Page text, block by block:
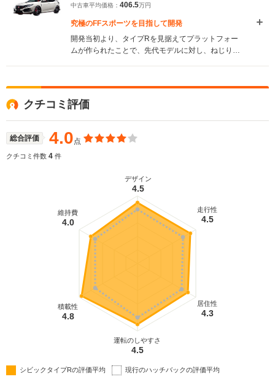
中古車平均価格： 406.5万円
究極のFFスポーツを目指して開発
開発当初より、タイプRを見据えてプラットフォー
ムが作られたことで、先代モデルに対し、ねじり剛
優れた走行安定性が追求された。エンジンは最高出
力320ps／最大トルク400N・mを発生する、タイプ
R専用の2L・VTECターボ。組み合わされる6速MTの
ローレシオ化や、軽量シングルマスフライホイール
の採用により、加速性能が向上。また、減速操作に
合わせてエンジンの回転数が自動で調整されるレブ
応じた高いパフォーマンスが実現された（2017.9）
クチコミ評価
総合評価 4.0点
クチコミ件数 4 件
デザイン
4.5
走行性
4.5
居住性
4.3
運転のしやすさ
4.5
積載性
4.8
維持費
4.0
シビックタイプRの評価平均 現行のハッチバックの評価平均